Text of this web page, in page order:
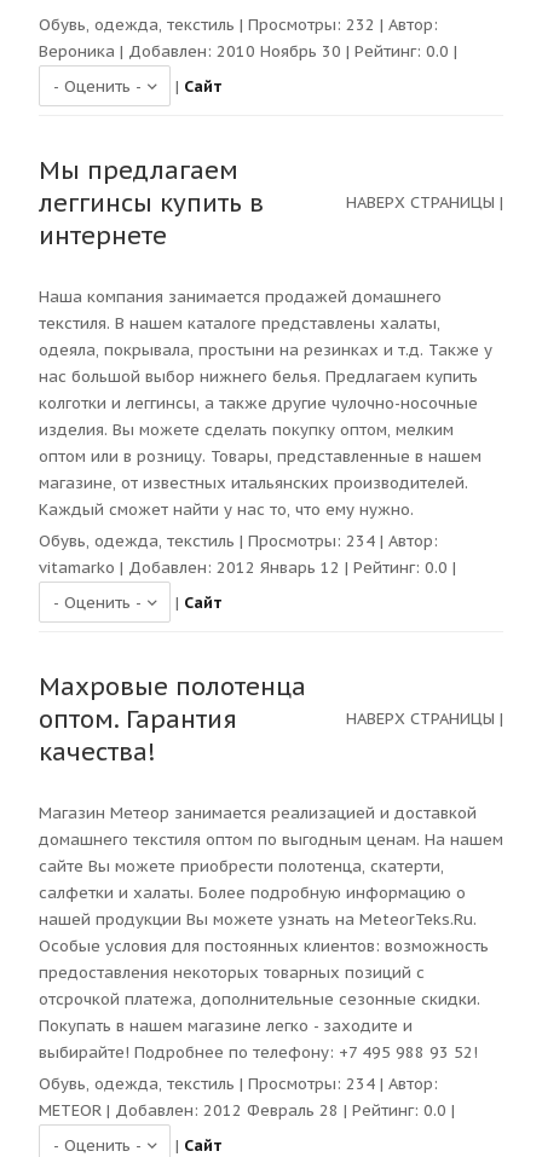
Обувь, одежда, текстиль | Просмотры: 232 | Автор:
Вероника | Добавлен: 2010 Ноябрь 30 | Рейтинг: 0.0 |
| Сайт
Мы предлагаем
леггинсы купить в
интернете
НАВЕРХ СТРАНИЦЫ |
Наша компания занимается продажей домашнего
текстиля. В нашем каталоге представлены халаты,
одеяла, покрывала, простыни на резинках и т.д. Также у
нас большой выбор нижнего белья. Предлагаем купить
колготки и леггинсы, а также другие чулочно-носочные
изделия. Вы можете сделать покупку оптом, мелким
оптом или в розницу. Товары, представленные в нашем
магазине, от известных итальянских производителей.
Каждый сможет найти у нас то, что ему нужно.
Обувь, одежда, текстиль | Просмотры: 234 | Автор:
vitamarko | Добавлен: 2012 Январь 12 | Рейтинг: 0.0 |
| Сайт
Махровые полотенца
оптом. Гарантия
качества!
НАВЕРХ СТРАНИЦЫ |
Магазин Метеор занимается реализацией и доставкой
домашнего текстиля оптом по выгодным ценам. На нашем
сайте Вы можете приобрести полотенца, скатерти,
салфетки и халаты. Более подробную информацию о
нашей продукции Вы можете узнать на MeteorTeks.Ru.
Особые условия для постоянных клиентов: возможность
предоставления некоторых товарных позиций с
отсрочкой платежа, дополнительные сезонные скидки.
Покупать в нашем магазине легко - заходите и
выбирайте! Подробнее по телефону: +7 495 988 93 52!
Обувь, одежда, текстиль | Просмотры: 234 | Автор:
METEOR | Добавлен: 2012 Февраль 28 | Рейтинг: 0.0 |
| Сайт